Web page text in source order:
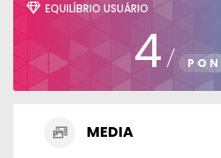
EQUILÍBRIO USUÁRIO
4/
MEDIA